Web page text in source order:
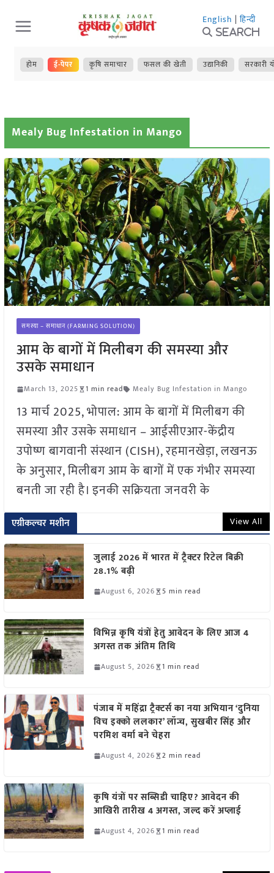
Skip
to
content
English | हिन्दी
Search
होम ई-पेपर कृषि समाचार फसल की खेती उद्यानिकी सरकारी
Mealy Bug Infestation in Mango
समस्या – समाधान (FARMING SOLUTION)
आम के बागों में मिलीबग की समस्या और
उसके समाधान
March 13, 2025 1 min read Mealy Bug Infestation in Mango
13 मार्च 2025, भोपाल: आम के बागों में मिलीबग की
समस्या और उसके समाधान – आईसीएआर-केंद्रीय
उपोष्ण बागवानी संस्थान (CISH), रहमानखेड़ा, लखनऊ
के अनुसार, मिलीबग आम के बागों में एक गंभीर समस्या
बनती जा रही है। इनकी सक्रियता जनवरी के
एग्रीकल्चर मशीन View All
जुलाई 2026 में भारत में ट्रैक्टर रिटेल बिक्री
28.1% बढ़ी
August 6, 2026 5 min read
विभिन्न कृषि यंत्रों हेतु आवेदन के लिए आज 4
अगस्त तक अंतिम तिथि
August 5, 2026 1 min read
पंजाब में महिंद्रा ट्रैक्टर्स का नया अभियान ‘दुनिया
विच इक्को ललकार’ लॉन्च, सुखबीर सिंह और
परमिश वर्मा बने चेहरा
August 4, 2026 2 min read
कृषि यंत्रों पर सब्सिडी चाहिए? आवेदन की
आखिरी तारीख 4 अगस्त, जल्द करें अप्लाई
August 4, 2026 1 min read